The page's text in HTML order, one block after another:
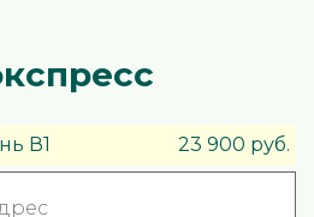
В1 23 900 руб.